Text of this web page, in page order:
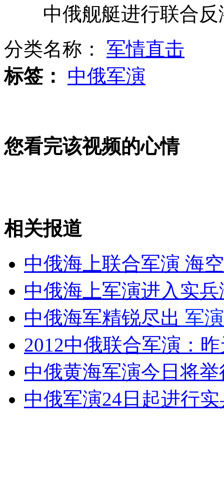
云南三年连旱 丽江黑龙潭枯竭见底
唯冠仍是IPAD商标合法注册人
山西运城恶犬咬伤多人 警民合力深夜将其击毙
女孩北京地铁殴打老人 痛下狠手拳打脚踢
无痛分娩是否安全 医生回应
外交部：反对强权政治霸凌主义
外交部：有关国家言论片面不公正
中俄舰艇进行联合反
分类名称： 军情直击
标签：
中俄军演
您看完该视频的心情
相关报道
中俄海上联合军演 海
中俄海上军演进入实
中俄海军精锐尽出 军演
2012中俄联合军演：
中俄黄海军演今日将
中俄军演24日起进行